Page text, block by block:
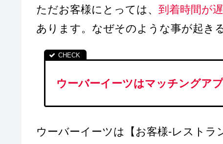
ただお客様にとっては、 到着時間が
あります。なぜそのような事が起き
ウーバーイーツはマッチングア
ウーバーイーツは【お客様‐レストラ